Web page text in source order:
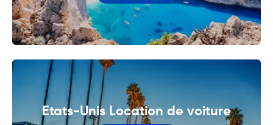
Etats-Unis Location de voiture